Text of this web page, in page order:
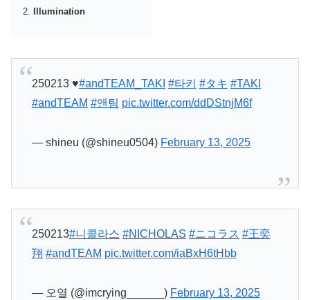
Illumination
250213 ♥️#andTEAM_TAKI #타키 #タキ #TAKI
#andTEAM #앤팀 pic.twitter.com/ddDStnjM6f
— shineu (@shineu0504) February 13, 2025
250213#니콜라스 #NICHOLAS #ニコラス #王奕
翔 #andTEAM pic.twitter.com/iaBxH6tHbb
— 오열 (@imcrying______) February 13, 2025